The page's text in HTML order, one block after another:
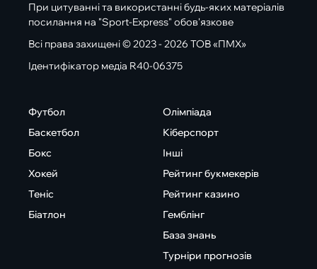
При цитуванні та використанні будь-яких матеріалів
посилання на "Sport-Express" обов'язкове
Всі права захищені © 2023 - 2026 ТОВ «ПМХ»
Ідентифікатор медіа R40-06375
Футбол
Баскетбол
Бокс
Хокей
Теніс
Біатлон
Олімпіада
Кіберспорт
Інші
Рейтинг букмекерів
Рейтинг казино
Гемблінг
База знань
Турніри прогнозів